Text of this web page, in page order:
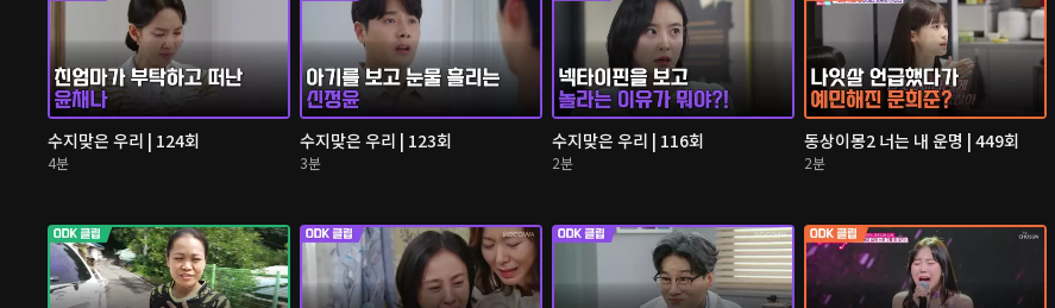
수지맞은 우리 | 124회
4분
수지맞은 우리 | 123회
3분
수지맞은 우리 | 116회
2분
동상이몽2 너는 내 운명 | 449회
2분